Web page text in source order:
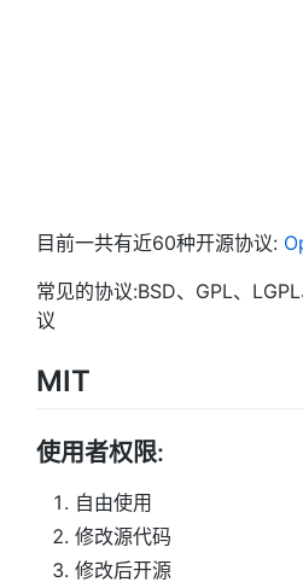
目前一共有近60种开源协议:
常见的协议:BSD、GPL、
议
MIT
使用者权限:
自由使用
修改源代码
修改后开源